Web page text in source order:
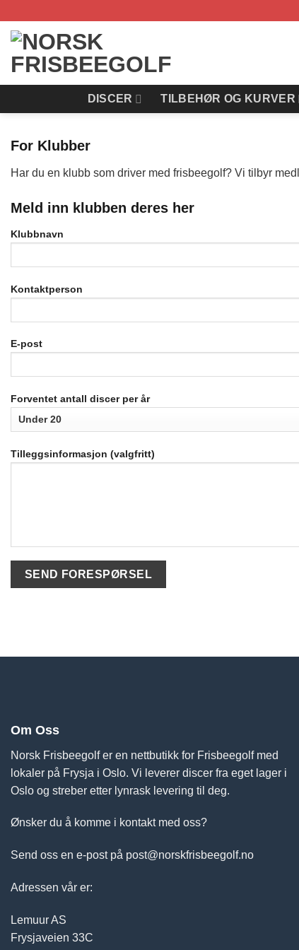
content
DISCER TILBEHØR OG KURVER
For Klubber
Har du en klubb som driver med frisbeegolf? Vi tilbyr
Meld inn klubben deres her
Klubbnavn
Kontaktperson
E-post
Forventet antall discer per år
Tilleggsinformasjon (valgfritt)
Om Oss
Norsk Frisbeegolf er en nettbutikk for Frisbeegolf med
lokaler på Frysja i Oslo. Vi leverer discer fra eget lager i
Oslo og streber etter lynrask levering til deg.
Ønsker du å komme i kontakt med oss?
Send oss en e-post på post@norskfrisbeegolf.no
Adressen vår er:
Lemuur AS
Frysjaveien 33C